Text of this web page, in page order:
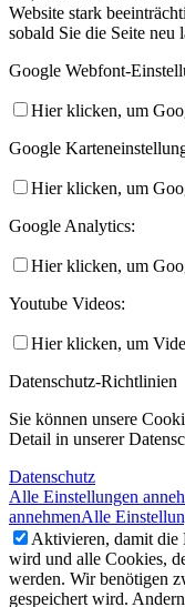
Website stark
sobald Sie die Seite neu
Google Webfont-
Hier klicken, um
Google
Hier klicken, um
Google Analytics:
Hier klicken, um
Youtube Videos:
Hier klicken, um
Datenschutz-Richtlinien
Sie können unsere
Detail in unserer
Datenschutz
Alle Einstellungen
annehmenAlle
Aktivieren, damit die
wird und alle Cookies,
werden. Wir benötigen
gespeichert wird.